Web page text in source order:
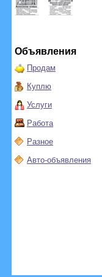
Объявления
Продам
Куплю
Услуги
Работа
Разное
Авто-объявления